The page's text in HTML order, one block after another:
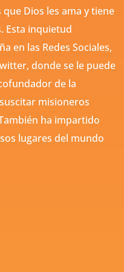
Dios les ama y tiene
Esta inquietud
en las Redes Sociales,
donde se le puede
de la
misioneros
ha impartido
lugares del mundo